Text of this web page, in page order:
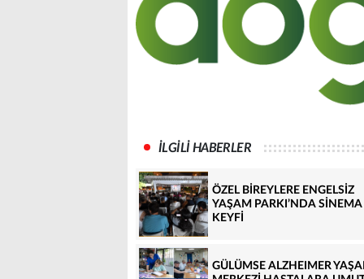
İLGİLİ HABERLER
ÖZEL BİREYLERE ENGELSİZ
YAŞAM PARKI’NDA SİNEMA
KEYFİ
GÜLÜMSE ALZHEIMER